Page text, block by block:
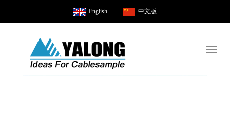
English 中文版